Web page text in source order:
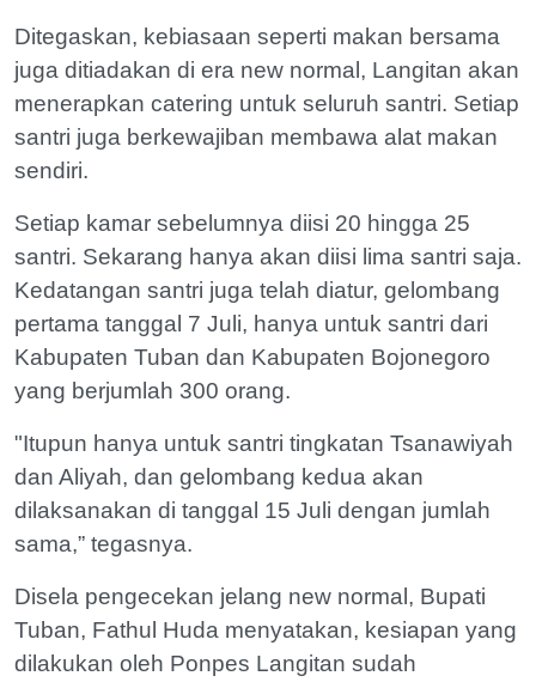
Ditegaskan, kebiasaan seperti makan bersama
juga ditiadakan di era new normal, Langitan akan
menerapkan catering untuk seluruh santri. Setiap
santri juga berkewajiban membawa alat makan
sendiri.
Setiap kamar sebelumnya diisi 20 hingga 25
santri. Sekarang hanya akan diisi lima santri saja.
Kedatangan santri juga telah diatur, gelombang
pertama tanggal 7 Juli, hanya untuk santri dari
Kabupaten Tuban dan Kabupaten Bojonegoro
yang berjumlah 300 orang.
"Itupun hanya untuk santri tingkatan Tsanawiyah
dan Aliyah, dan gelombang kedua akan
dilaksanakan di tanggal 15 Juli dengan jumlah
sama,” tegasnya.
Disela pengecekan jelang new normal, Bupati
Tuban, Fathul Huda menyatakan, kesiapan yang
dilakukan oleh Ponpes Langitan sudah